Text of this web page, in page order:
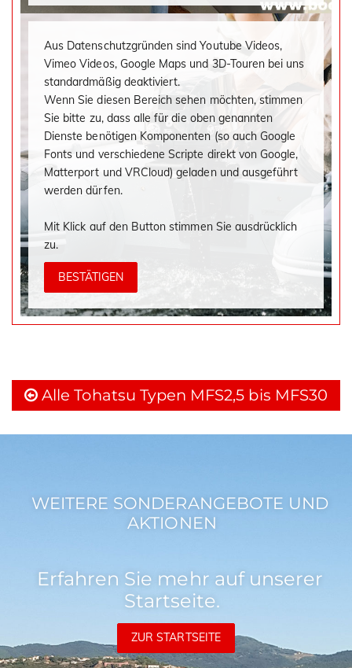
Aus Datenschutzgründen sind Youtube Videos,
Vimeo Videos, Google Maps und 3D-Touren bei uns
standardmäßig deaktiviert.
Wenn Sie diesen Bereich sehen möchten, stimmen
Sie bitte zu, dass alle für die oben genannten
Dienste benötigen Komponenten (so auch Google
Fonts und verschiedene Scripte direkt von Google,
Matterport und VRCloud) geladen und ausgeführt
werden dürfen.
Mit Klick auf den Button stimmen Sie ausdrücklich
zu.
BESTÄTIGEN
Alle Tohatsu Typen MFS2,5 bis MFS30
WEITERE SONDERANGEBOTE UND
AKTIONEN
Erfahren Sie mehr auf unserer
Startseite.
ZUR STARTSEITE